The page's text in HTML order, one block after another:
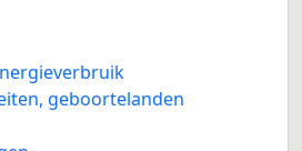
geboortelanden